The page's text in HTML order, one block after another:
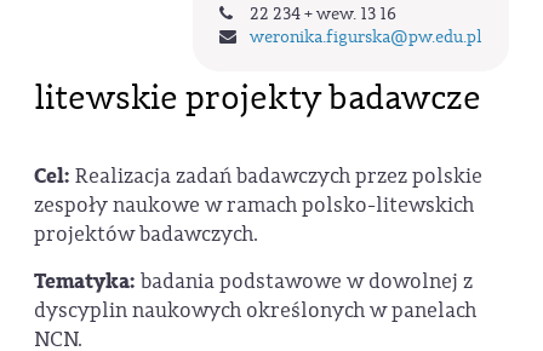
22 234 + wew. 13 16
weronika.figurska@pw.edu.pl
litewskie projekty badawcze
Cel: Realizacja zadań badawczych przez polskie
zespoły naukowe w ramach polsko-litewskich
projektów badawczych.
Tematyka: badania podstawowe w dowolnej z
dyscyplin naukowych określonych w panelach
NCN.